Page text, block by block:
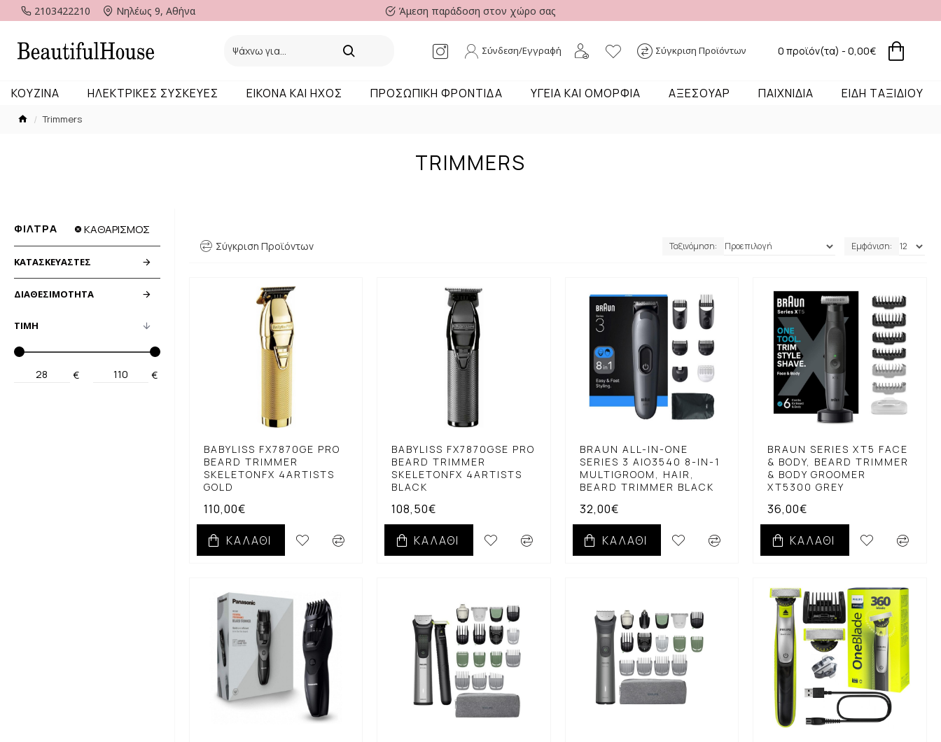
2103422210 Νηλέως 9, Αθήνα Άμεση παράδοση στον χώρο σας
Σύνδεση/Εγγραφή Σύγκριση Προϊόντων 0 προϊόν(τα) - 0,00€
KOYZINA ΗΛΕΚΤΡΙΚΕΣ ΣΥΣΚΕΥΕΣ ΕΙΚΟΝΑ ΚΑΙ ΗΧΟΣ ΠΡΟΣΩΠΙΚΗ ΦΡΟΝΤΙΔΑ ΥΓΕΙΑ ΚΑΙ ΟΜΟΡΦΙΑ ΑΞΕΣΟΥΑΡ ΠΑΙΧΝΙΔΙΑ ΕΙΔΗ ΤΑΞΙΔΙΟΥ
Trimmers
TRIMMERS
ΦΊΛΤΡΑ ΚΑΘΑΡΙΣΜΌΣ
ΤΙΜΉ
€ €
ΚΑΤΑΣΚΕΥΑΣΤΈΣ
ΔΙΑΘΕΣΙΜΌΤΗΤΑ
Σύγκριση Προϊόντων Ταξινόμηση: Εμφάνιση:
BABYLISS FX7870GE PRO
BEARD TRIMMER
SKELETONFX 4ARTISTS
GOLD
110,00€
ΚΑΛΆΘΙ
BABYLISS FX7870GSE PRO
BEARD TRIMMER
SKELETONFX 4ARTISTS
BLACK
108,50€
ΚΑΛΆΘΙ
BRAUN ALL-IN-ONE
SERIES 3 AIO3540 8-IN-1
MULTIGROOM, HAIR,
BEARD TRIMMER BLACK
32,00€
ΚΑΛΆΘΙ
BRAUN SERIES XT5 FACE
& BODY, BEARD TRIMMER
& BODY GROOMER
XT5300 GREY
36,00€
ΚΑΛΆΘΙ